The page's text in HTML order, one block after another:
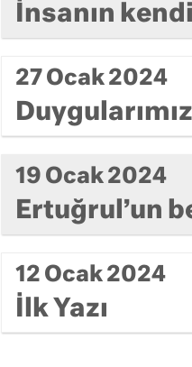
İnsanın
27 Ocak 2024
19 Ocak 2024
Ertuğrul’un
12 Ocak 2024
İlk Yazı